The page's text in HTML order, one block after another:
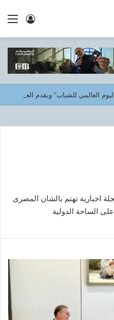
اخبارية تهتم بالشان المصرى
الساحة الدولية